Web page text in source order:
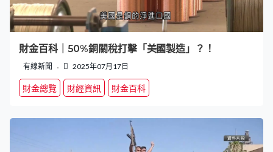
財金百科｜50%銅關稅打擊「美國製造」？！
有線新聞 2025年07月17日
財金總覽 財經資訊 財金百科